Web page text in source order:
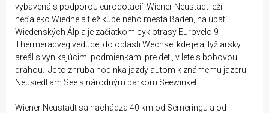
vybavená s podporou eurodotácií. Wiener Neustadt leží
neďaleko Wiedne a tiež kúpeľného mesta Baden, na úpätí
Wiedenských Álp a je začiatkom cyklotrasy Eurovelo 9 -
Thermeradveg vedúcej do oblasti Wechsel kde je aj lyžiarsky
areál s vynikajúcimi podmienkami pre deti, v lete s bobovou
dráhou. Je to zhruba hodinka jazdy autom k známemu jazeru
Neusiedl am See s národným parkom Seewinkel.
Wiener Neustadt sa nachádza 40 km od Semeringu a od